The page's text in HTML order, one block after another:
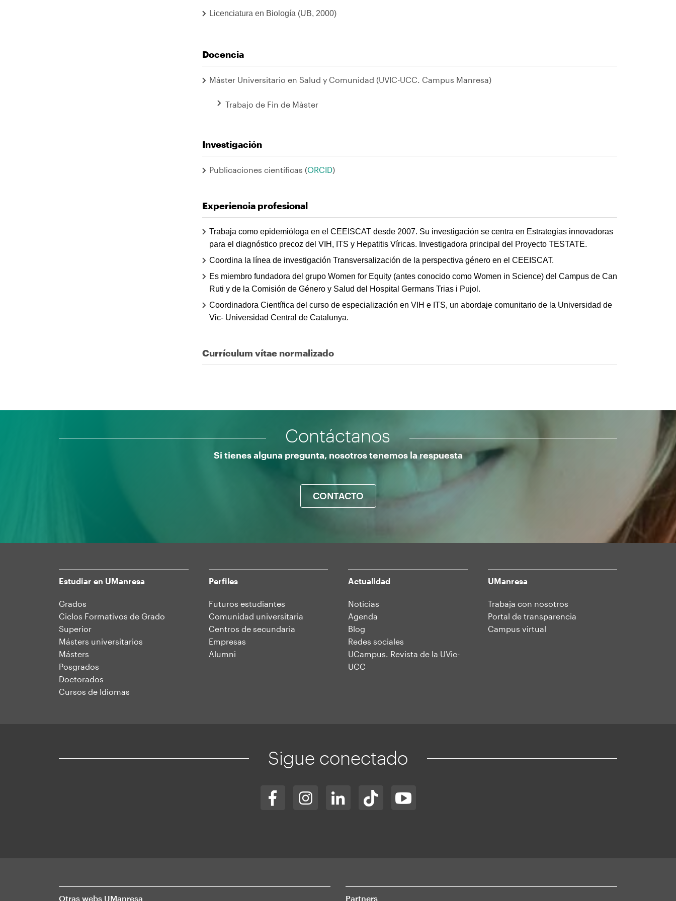
Licenciatura en Biología (UB, 2000)
Docencia
Máster Universitario en Salud y Comunidad (UVIC-UCC. Campus Manresa)
Trabajo de Fin de Màster
Investigación
Publicaciones científicas (ORCID)
Experiencia profesional
Trabaja como epidemióloga en el CEEISCAT desde 2007. Su investigación se centra en Estrategias innovadoras
para el diagnóstico precoz del VIH, ITS y Hepatitis Víricas. Investigadora principal del Proyecto TESTATE.
Coordina la línea de investigación Transversalización de la perspectiva género en el CEEISCAT.
Es miembro fundadora del grupo Women for Equity (antes conocido como Women in Science) del Campus de Can
Ruti y de la Comisión de Género y Salud del Hospital Germans Trias i Pujol.
Coordinadora Científica del curso de especialización en VIH e ITS, un abordaje comunitario de la Universidad de
Vic- Universidad Central de Catalunya.
Currículum vítae normalizado
Contáctanos
Si tienes alguna pregunta, nosotros tenemos la respuesta
CONTACTO
Mapa
web
Estudiar en UManresa
Grados
Ciclos Formativos de Grado
Superior
Másters universitarios
Másters
Posgrados
Doctorados
Cursos de Idiomas
Perfiles
Futuros estudiantes
Comunidad universitaria
Centros de secundaria
Empresas
Alumni
Actualidad
Noticias
Agenda
Blog
Redes sociales
UCampus. Revista de la UVic-
UCC
UManresa
Trabaja con nosotros
Portal de transparencia
Campus virtual
Sigue conectado
Otras webs UManresa Partners